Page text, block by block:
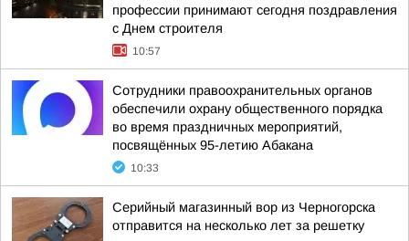
профессии принимают сегодня поздравления
с Днем строителя
10:57
Сотрудники правоохранительных органов
обеспечили охрану общественного порядка
во время праздничных мероприятий,
посвящённых 95-летию Абакана
10:33
Серийный магазинный вор из Черногорска
отправится на несколько лет за решетку